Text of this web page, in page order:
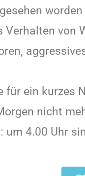
von
ein kurzes
nicht
4.00 Uhr